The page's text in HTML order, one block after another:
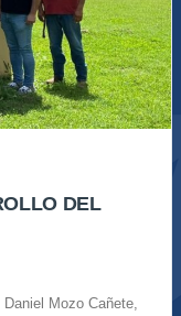
DEL
Mozo Cañete,